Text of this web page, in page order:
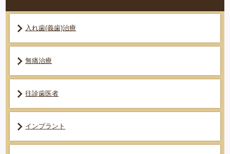
入れ歯(義歯)治療
無痛治療
往診歯医者
インプラント